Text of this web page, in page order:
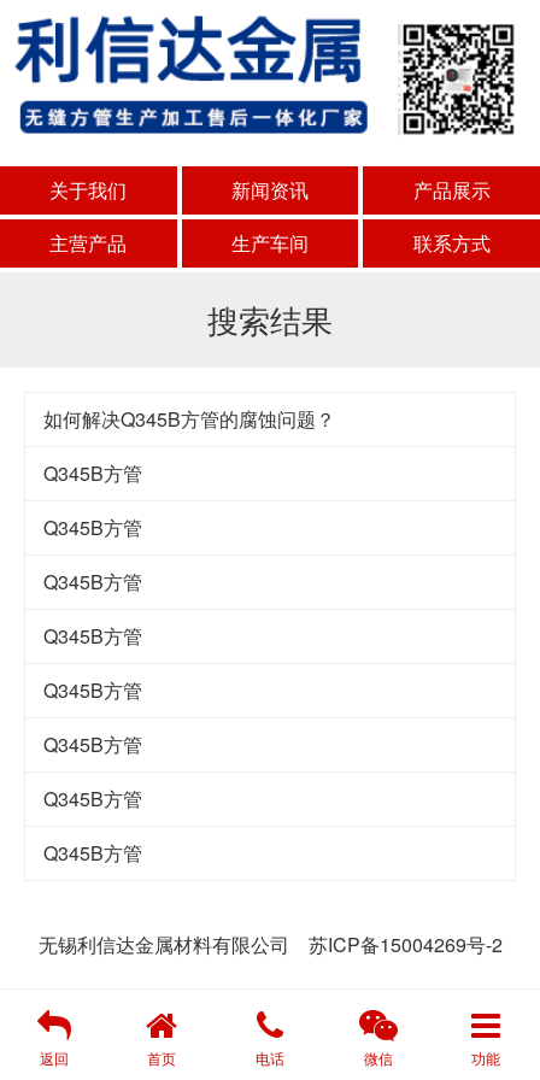
关于我们 新闻资讯
产品展示
主营产品
生产车间 联系方式
搜索结果
如何解决Q345B方管的腐蚀问题？
Q345B方管
Q345B方管
Q345B方管
Q345B方管
Q345B方管
Q345B方管
Q345B方管
Q345B方管
无锡利信达金属材料有限公司 苏ICP备15004269号-2
返回 首页 电话 微信 功能